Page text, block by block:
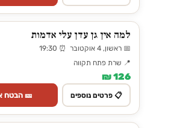
למה אין גן עדן עלי אדמות
📅 ראשון, 4 אוקטובר ⏰ 19:30
📍 שרת פתח תקווה
126 ₪
📋 פרטים נוספים 🎫 הבטח